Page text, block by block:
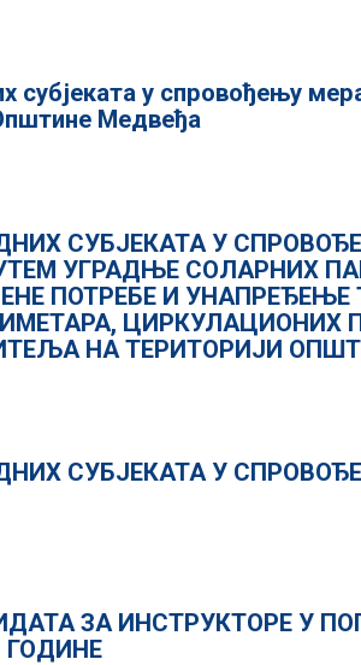
субјеката у спровођењу
Медвеђа
СУБЈЕКАТА У
УГРАДЊЕ СОЛАРНИХ
ПОТРЕБЕ И
ЦИРКУЛАЦИОНИХ
НА ТЕРИТОРИЈИ
СУБЈЕКАТА У
ЗА ИНСТРУКТОРЕ У